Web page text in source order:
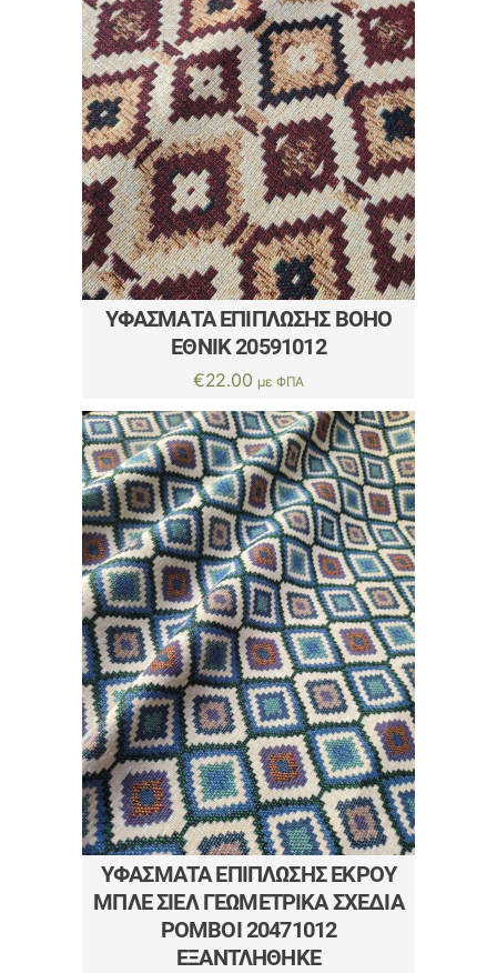
ΥΦΆΣΜΑΤΑ ΕΠΊΠΛΩΣΗΣ BOHO
ΈΘΝΙΚ 20591012
€22.00 με ΦΠΑ
ΥΦΆΣΜΑΤΑ ΕΠΊΠΛΩΣΗΣ ΕΚΡΟΎ
ΜΠΛΈ ΣΙΈΛ ΓΕΩΜΕΤΡΙΚΆ ΣΧΈΔΙΑ
ΡΌΜΒΟΙ 20471012
ΕΞΑΝΤΛΗΘΗΚΕ